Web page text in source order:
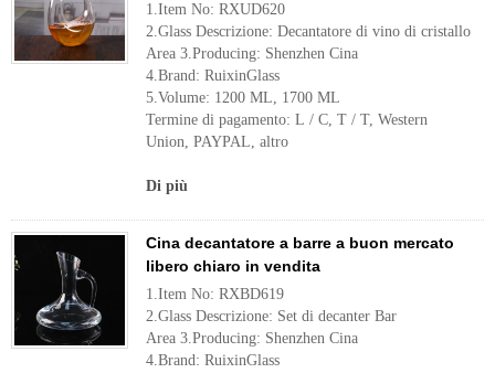
1.Item No: RXUD620
2.Glass Descrizione: Decantatore di vino di cristallo
Area 3.Producing: Shenzhen Cina
4.Brand: RuixinGlass
5.Volume: 1200 ML, 1700 ML
Termine di pagamento: L / C, T / T, Western
Union, PAYPAL, altro
Di più
Cina decantatore a barre a buon mercato
libero chiaro in vendita
1.Item No: RXBD619
2.Glass Descrizione: Set di decanter Bar
Area 3.Producing: Shenzhen Cina
4.Brand: RuixinGlass